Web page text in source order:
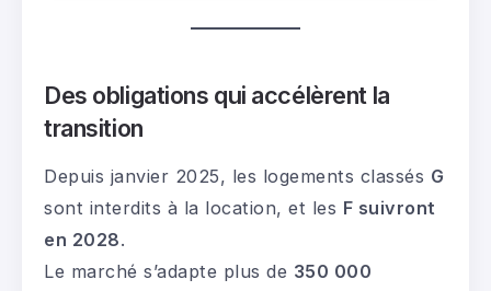
Des obligations qui accélèrent la
transition
Depuis janvier 2025, les logements classés G
sont interdits à la location, et les F suivront
en 2028.
Le marché s’adapte plus de 350 000